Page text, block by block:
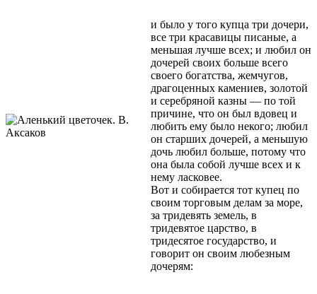
и было у того купца три дочери,
все три красавицы писаные, а
меньшая лучше всех; и любил он
дочерей своих больше всего
своего богатства, жемчугов,
драгоценных камениев, золотой
и серебряной казны — по той
причине, что он был вдовец и
любить ему было некого; любил
он старших дочерей, а меньшую
дочь любил больше, потому что
она была собой лучше всех и к
нему ласковее.
Вот и собирается тот купец по
своим торговым делам за море,
за тридевять земель, в
тридевятое царство, в
тридесятое государство, и
говорит он своим любезным
дочерям: